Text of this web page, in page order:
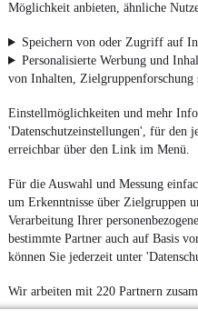
Möglichkeit anbieten, ähnliche
Speichern von oder Zugriff auf
Personalisierte Werbung und
von Inhalten, Zielgruppenforschung
Einstellmöglichkeiten und mehr
'Datenschutzeinstellungen', für den
erreichbar über den Link im Menü.
Für die Auswahl und Messung
um Erkenntnisse über Zielgruppen
Verarbeitung Ihrer
bestimmte Partner auch auf Basis
können Sie jederzeit unter
Wir arbeiten mit 220 Partnern